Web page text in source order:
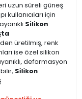
uzun süreli güneş
kullanıcıları için
Silikon
üretilmiş, renk
ise özel silikon
deformasyon
Silikon